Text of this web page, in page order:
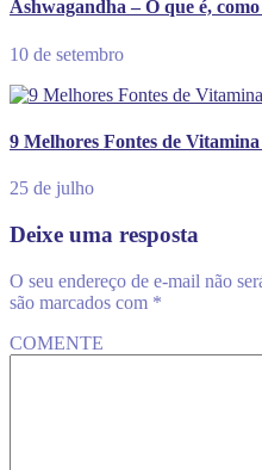
Ashwagandha – O que é,
10 de setembro
9 Melhores Fontes de
25 de julho
Deixe uma resposta
O seu endereço de e-mail não
são marcados com *
COMENTE